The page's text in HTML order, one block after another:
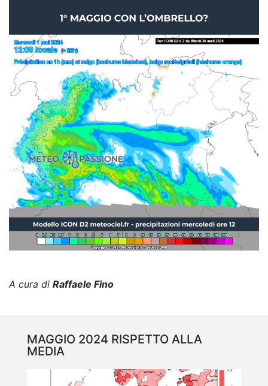
A cura di Raffaele Fino
MAGGIO 2024 RISPETTO ALLA
MEDIA